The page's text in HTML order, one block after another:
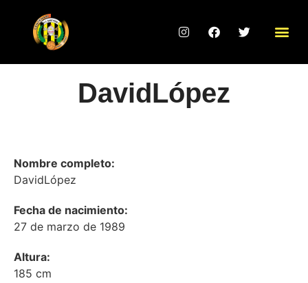
DavidLópez
Nombre completo:
DavidLópez
Fecha de nacimiento:
27 de marzo de 1989
Altura:
185 cm